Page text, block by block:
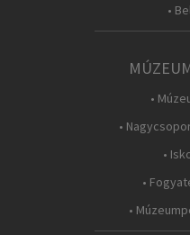
•
•
•
•
•
•